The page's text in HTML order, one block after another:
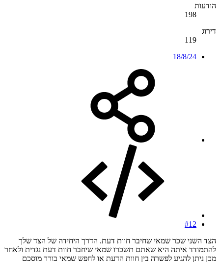
הודעות
198
דירוג
119
18/8/24
#12
הצד השני שכר שמאי שחיבר חוות דעת. הדרך היחידה של הצד שלך
להתמודד איתה היא שאתם תשכרו שמאי שיחבר חוות דעת נגדית ולאחר
מכן ניתן להגיע לפשרה בין חוות הדעת או לחפש שמאי בורר מוסכם